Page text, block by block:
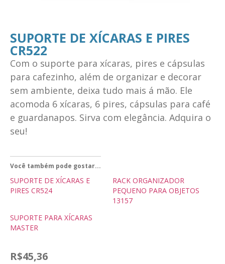
SUPORTE DE XÍCARAS E PIRES
CR522
Com o suporte para xícaras, pires e cápsulas
para cafezinho, além de organizar e decorar
sem ambiente, deixa tudo mais á mão. Ele
acomoda 6 xícaras, 6 pires, cápsulas para café
e guardanapos. Sirva com elegância. Adquira o
seu!
Você também pode gostar...
SUPORTE DE XÍCARAS E
PIRES CR524
RACK ORGANIZADOR
PEQUENO PARA OBJETOS
13157
SUPORTE PARA XÍCARAS
MASTER
R$45,36